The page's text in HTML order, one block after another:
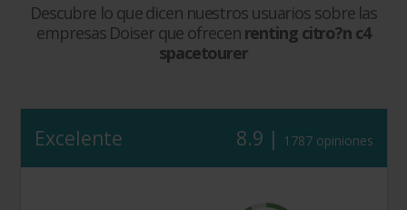
Descubre lo que dicen nuestros usuarios sobre las
empresas Doiser que ofrecen renting citro?n c4
spacetourer
Excelente 8.9 | 1787 opiniones